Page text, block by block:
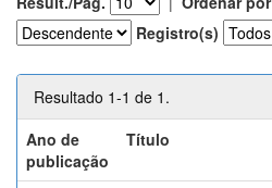
Registro(s)
Resultado 1-1 de 1.
Ano de
publicação
Título